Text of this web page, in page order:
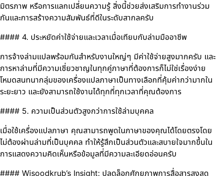
มิตรภาพ หรือการแลกเปลี่ยนความรู้ สิ่งนี้ช่วยส่งเสริมการทำงานร่วม
กันและการสร้างความสัมพันธ์ที่ดีในระดับสากลครับ
#### 4. ประหยัดค่าใช้จ่ายและเวลาเมื่อเทียบกับล่ามมืออาชีพ
การจ้างล่ามแปลพร้อมกันสำหรับงานใหญ่ๆ มีค่าใช้จ่ายสูงมากครับ และ
การหาล่ามที่มีความเชี่ยวชาญในทุกคู่ภาษาที่ต้องการก็ไม่ใช่เรื่องง่าย
โหมดสนทนากลุ่มของเครื่องแปลภาษาเป็นทางเลือกที่คุ้มค่ากว่ามากใน
ระยะยาว และยังสามารถใช้งานได้ทุกที่ทุกเวลาที่คุณต้องการ
#### 5. ความเป็นส่วนตัวสูงกว่าการใช้ล่ามบุคคล
เมื่อใช้เครื่องแปลภาษา คุณสามารถพูดในภาษาของคุณได้โดยตรงโดย
ไม่ต้องผ่านล่ามที่เป็นบุคคล ทำให้รู้สึกเป็นส่วนตัวและสบายใจมากขึ้นใน
การแสดงความคิดเห็นหรือข้อมูลที่มีความละเอียดอ่อนครับ
#### Wisoodkrub’s Insight: ปลดล็อกศักยภาพการสื่อสารสูงสุด